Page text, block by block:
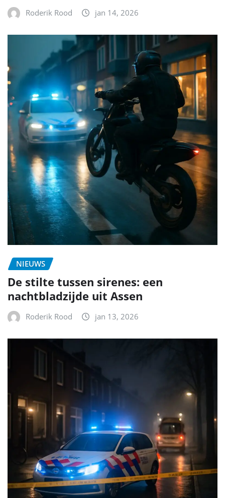
Roderik Rood jan 14, 2026
NIEUWS
De stilte tussen sirenes: een
nachtbladzijde uit Assen
Roderik Rood jan 13, 2026